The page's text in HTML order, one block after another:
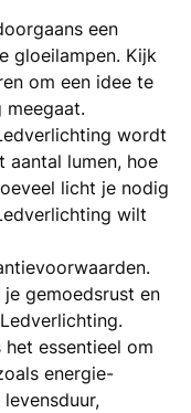
een
gloeilampen. Kijk
om een idee te
meegaat.
wordt
aantal lumen, hoe
licht je nodig
wilt
gemoedsrust en
essentieel om
energie-